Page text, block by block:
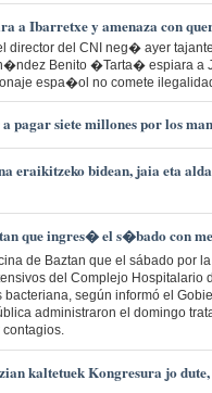
a Ibarretxe y amenaza con
director del CNI neg� ayer
Benito �Tarta� espiara a
espa�ol no comete
pagar siete millones por los
eraikitzeko bidean, jaia eta
que ingres� el s�bado con
de Baztan que el sábado por
del Complejo Hospitalario
según informó el
administraron el domingo
kaltetuek Kongresura jo